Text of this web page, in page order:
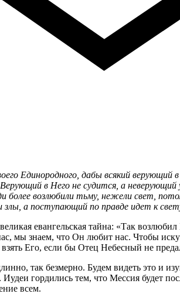
Единородного, дабы всякий верующий
в Него не судится, а
возлюбили тьму, нежели свет,
а поступающий по правде идет к
евангельская тайна: «Так
мы знаем, что Он любит нас. Чтобы
Его, если бы Отец Небесный не
так безмерно. Будем видеть это и
гордились тем, что Мессия будет
всем.